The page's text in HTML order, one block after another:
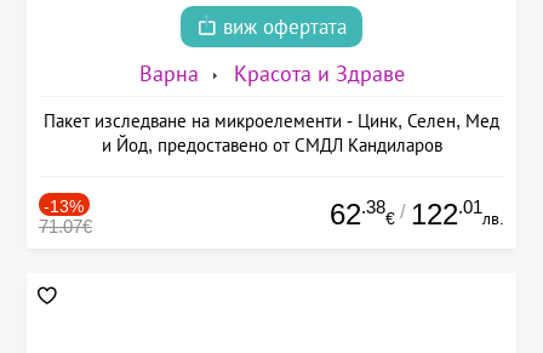
виж офертата
Варна Красота и Здраве
Пакет изследване на микроелементи - Цинк, Селен, Мед
и Йод, предоставено от СМДЛ Кандиларов
-13%
71.07€ 62.38
€ / 122.01
лв.